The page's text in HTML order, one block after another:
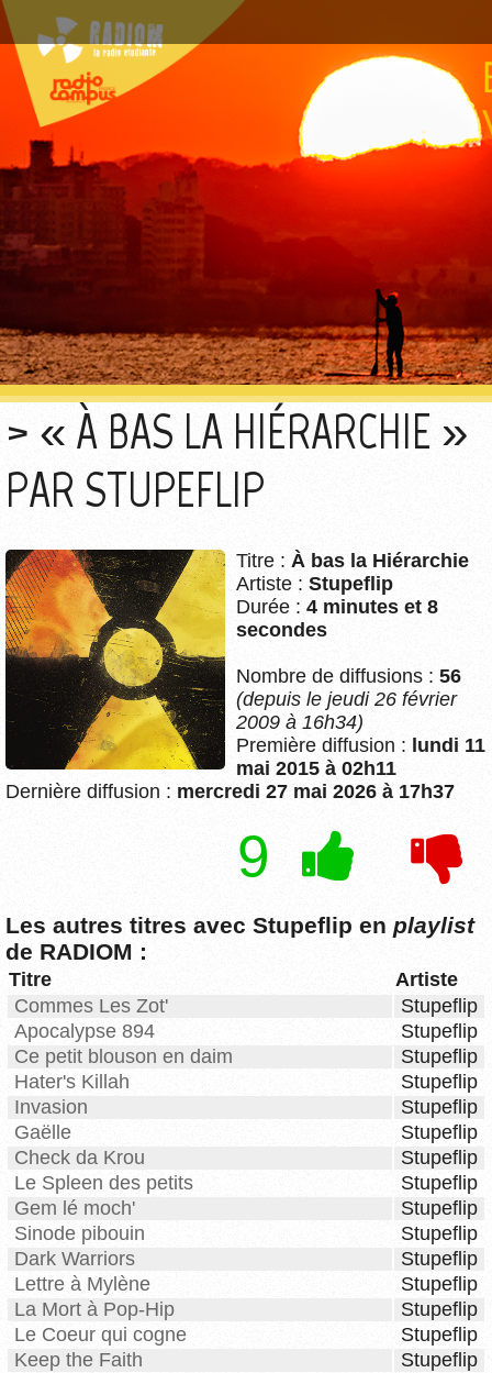
« À BAS LA HIÉRARCHIE »
PAR STUPEFLIP
Titre : À bas la Hiérarchie
Artiste : Stupeflip
Durée : 4 minutes et 8
secondes
Nombre de diffusions : 56
(depuis le jeudi 26 février
2009 à 16h34)
Première diffusion : lundi 11
mai 2015 à 02h11
Dernière diffusion : mercredi 27 mai 2026 à 17h37
9
Les autres titres avec Stupeflip en playlist
de RADIOM :
Titre
Artiste
Commes Les Zot'
Stupeflip
Apocalypse 894
Stupeflip
Ce petit blouson en daim
Stupeflip
Hater's Killah
Stupeflip
Invasion
Stupeflip
Gaëlle
Stupeflip
Check da Krou
Stupeflip
Le Spleen des petits
Stupeflip
Gem lé moch'
Stupeflip
Sinode pibouin
Stupeflip
Dark Warriors
Stupeflip
Lettre à Mylène
Stupeflip
La Mort à Pop-Hip
Stupeflip
Le Coeur qui cogne
Stupeflip
Keep the Faith
Stupeflip